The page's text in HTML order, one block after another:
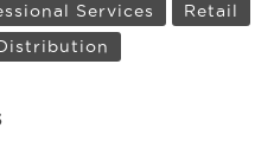
Services
Retail